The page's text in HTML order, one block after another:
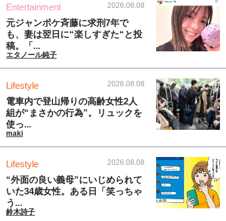
Entertainment 2026.08.08
元ジャンポケ斉藤に求刑7年で
も、妻は翌日に“楽しすぎた“と投
稿。「...
エタノール純子
Lifestyle 2026.08.08
電車内で登山帰りの高齢女性2人
組が“まさかの行為”。リュックを
使っ...
maki
Lifestyle 2026.08.08
“外面の良い義母”にいじめられて
いた34歳女性。ある日「笑っちゃ
う...
鈴木詩子